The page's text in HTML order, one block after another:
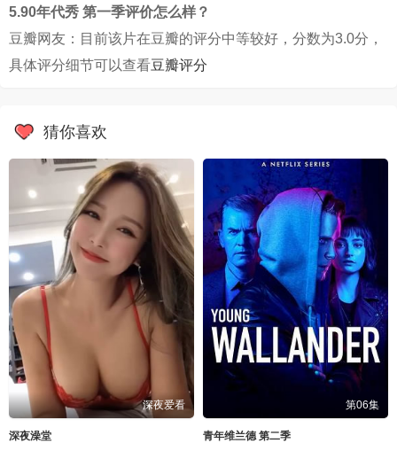
5.90年代秀 第一季评价怎么样？
豆瓣网友：目前该片在豆瓣的评分中等较好，分数为3.0分，
具体评分细节可以查看豆瓣评分
猜你喜欢
深夜爱看
深夜澡堂
第06集
青年维兰德 第二季